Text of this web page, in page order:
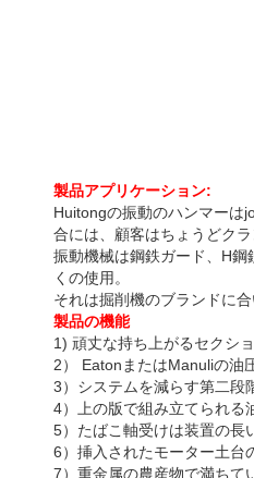
製品アプリケーション:
Huitongの振動のハンマーは
合には、顧客はちょうどク
振動機械は鋼鉄ガード、H
くの使用。
それは掘削機のブランドに
製品の機能
1) 頑丈な持ち上がるセクショ
2） EatonまたはManuliの油
3）システムを減らす第二段
4）上の版で組み立てられる
5）たばこ軸受けは装置の長
6）挿入されたモーター土台
7）重金属の農産物で満ちて